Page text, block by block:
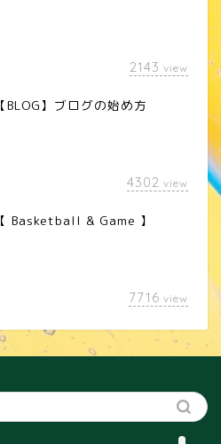
2143 view
【BLOG】ブログの始め方
4302 view
【 Basketball & Game 】
7716 view
カメラレンズ
YouTube